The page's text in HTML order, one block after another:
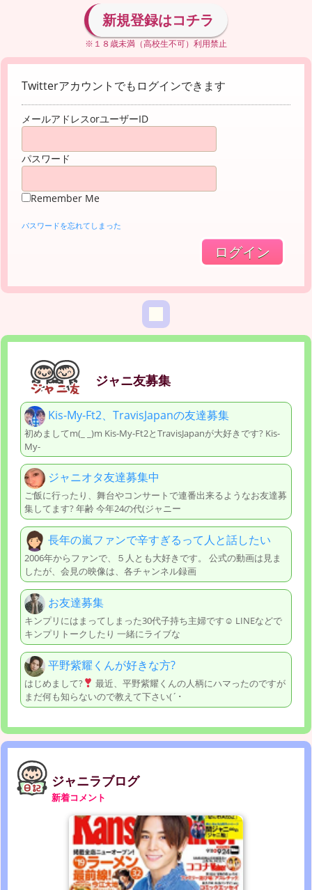
新規登録はコチラ
※１８歳未満（高校生不可）利用禁止
Twitterアカウントでもログインできます
メールアドレスorユーザーID
パスワード
Remember Me
パスワードを忘れてしまった
ジャニ友募集
Kis-My-Ft2、TravisJapanの友達募集
初めましてm(_ _)m Kis-My-Ft2とTravisJapanが大好きです? Kis-
My-
ジャニオタ友達募集中
ご飯に行ったり、舞台やコンサートで連番出来るようなお友達募
集してます? 年齢 今年24の代(ジャニー
長年の嵐ファンで辛すぎるって人と話したい
2006年からファンで、５人とも大好きです。 公式の動画は見ま
したが、会見の映像は、各チャンネル録画
お友達募集
キンプリにはまってしまった30代子持ち主婦です☺ LINEなどで
キンプリトークしたり 一緒にライブな
平野紫耀くんが好きな方?
はじめまして?
最近、平野紫耀くんの人柄にハマったのですが
まだ何も知らないので教えて下さい(´･
ジャニラブログ
新着コメント